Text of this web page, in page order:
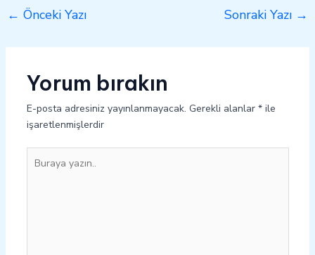
← Önceki Yazı Sonraki Yazı →
Yorum bırakın
E-posta adresiniz yayınlanmayacak. Gerekli alanlar *ile
işaretlenmişlerdir
yazın..